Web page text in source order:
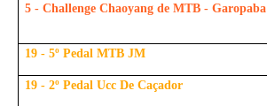
5 - Challenge Chaoyang de MTB - Garopaba
19 - 5º Pedal MTB JM
19 - 2º Pedal Ucc De Caçador